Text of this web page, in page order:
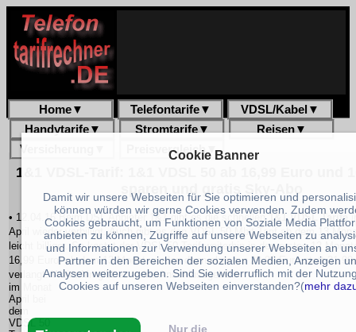
Home▼ Telefontarife▼ VDSL/Kabel ▼
Handytarife▼ Stromtarife▼ Reisen▼
Versicherung
Preisvergleich ▼
1&1 VDSL-Tarif: 1&1 VDSL 50 ab 16,99 Euro und
sparen und gratis Sky-Abo
• 12.04.16 Beim DSL Anbieter 1&1 gibt es die schnellen1&1 VDSL Tarife
April wieder verbilligt. Auch gibt es den VDSL 50 Mbit Tarif ab dem
leicht billiger. So kostet der VDSL 50 Tarif weiterhin in den ersten 12
16,99 Euro, ab dem 13.Monat werden dann aber nur 29,99 Euro statt 31,99
verlangt. Weiterhin gibt es keine Anschlussgebühr
im Monat
April bei
dem
VDSL 50
Cookie Banner
Damit wir unsere Webseiten für Sie optimieren und
können würden wir gerne Cookies verwenden. Zudem
Cookies gebraucht, um Funktionen von Soziale Media
anbieten zu können, Zugriffe auf unsere Webseiten zu
und Informationen zur Verwendung unserer Webseiten an
Partner in den Bereichen der sozialen Medien, Anzeigen
Analysen weiterzugeben. Sind Sie widerruflich mit der
Cookies auf unseren Webseiten einverstanden?(mehr
Nur die